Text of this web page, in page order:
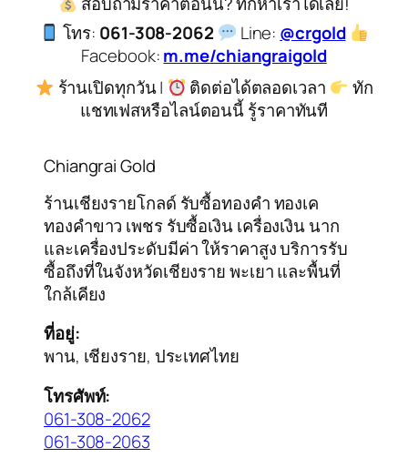
โทร: 061-308-2062 Line: @crgold
Facebook:m.me/chiangraigold
ร้านเปิดทุกวัน |
ติดต่อได้ตลอดเวลา
ทัก
แชทเฟสหรือไลน์ตอนนี้ รู้ราคาทันที
Chiangrai Gold
ร้านเชียงรายโกลด์ รับซื้อทองคำ ทองเค
ทองคำขาว เพชร รับซื้อเงิน เครื่องเงิน นาก
และเครื่องประดับมีค่า ให้ราคาสูง บริการรับ
ซื้อถึงที่ในจังหวัดเชียงราย พะเยา และพื้นที่
ใกล้เคียง
ที่อยู่:
พาน, เชียงราย, ประเทศไทย
โทรศัพท์:
061-308-2062
061-308-2063